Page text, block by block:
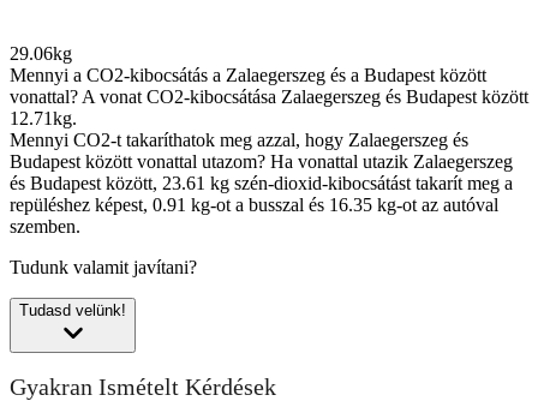
29.06kg
Mennyi a CO2-kibocsátás a Zalaegerszeg és a Budapest között
vonattal? A vonat CO2-kibocsátása Zalaegerszeg és Budapest között
12.71kg.
Mennyi CO2-t takaríthatok meg azzal, hogy Zalaegerszeg és
Budapest között vonattal utazom? Ha vonattal utazik Zalaegerszeg
és Budapest között, 23.61 kg szén-dioxid-kibocsátást takarít meg a
repüléshez képest, 0.91 kg-ot a busszal és 16.35 kg-ot az autóval
szemben.
Tudunk valamit javítani?
Tudasd velünk!
Gyakran Ismételt Kérdések